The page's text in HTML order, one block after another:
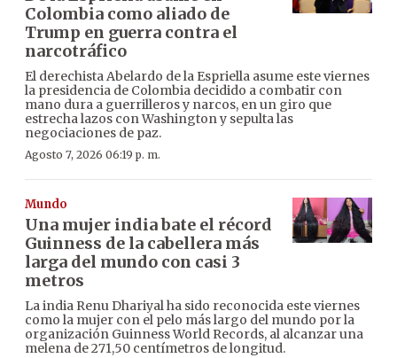
Colombia como aliado de
Trump en guerra contra el
narcotráfico
El derechista Abelardo de la Espriella asume este viernes
la presidencia de Colombia decidido a combatir con
mano dura a guerrilleros y narcos, en un giro que
estrecha lazos con Washington y sepulta las
negociaciones de paz.
Agosto 7, 2026 06:19 p. m.
Mundo
Una mujer india bate el récord
Guinness de la cabellera más
larga del mundo con casi 3
metros
La india Renu Dhariyal ha sido reconocida este viernes
como la mujer con el pelo más largo del mundo por la
organización Guinness World Records, al alcanzar una
melena de 271,50 centímetros de longitud.